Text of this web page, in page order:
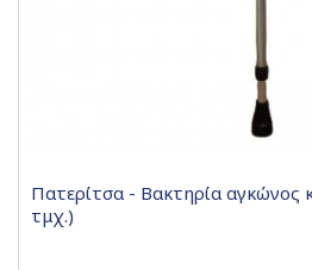
Πατερίτσα - Βακτηρία αγκώνος
τμχ.)